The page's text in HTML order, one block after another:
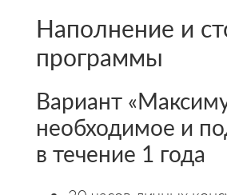
Наполнение и
программы
Вариант
необходимое и
в течение 1 года